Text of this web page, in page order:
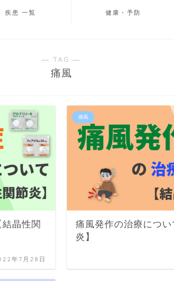
疾患 一覧 健康・予防
― TAG ―
痛風
晶性関
年7月28日
痛風
痛風発作の治療につ
炎】